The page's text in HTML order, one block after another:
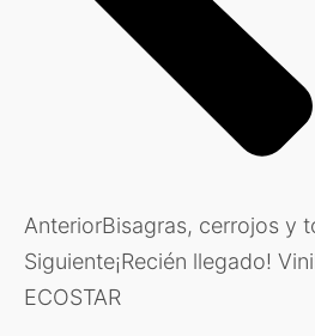
AnteriorBisagras, cerrojos y
Siguiente¡Recién llegado!
ECOSTAR